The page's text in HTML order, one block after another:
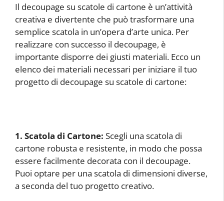
Il decoupage su scatole di cartone è un’attività
creativa e divertente che può trasformare una
semplice scatola in un’opera d’arte unica. Per
realizzare con successo il decoupage, è
importante disporre dei giusti materiali. Ecco un
elenco dei materiali necessari per iniziare il tuo
progetto di decoupage su scatole di cartone:
1. Scatola di Cartone: Scegli una scatola di
cartone robusta e resistente, in modo che possa
essere facilmente decorata con il decoupage.
Puoi optare per una scatola di dimensioni diverse,
a seconda del tuo progetto creativo.